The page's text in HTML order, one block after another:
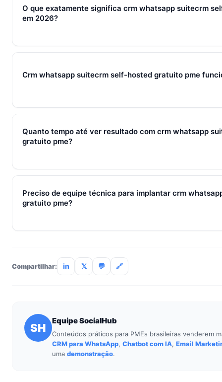
O que exatamente significa crm whatsapp suitecrm
em 2026?
Em 2026, crm whatsapp suitecrm self-hosted gratuito pme
fechamento e pós-venda em um fluxo único. Em PMEs
Crm whatsapp suitecrm self-hosted gratuito pme
Sim — e quanto antes melhor. Implantar crm whatsapp
197/mês com 7 dias grátis sem cartão.
Quanto tempo até ver resultado com crm whatsapp
gratuito pme?
Métricas de processo (tempo de resposta, follow-up)
Preciso de equipe técnica para implantar crm
gratuito pme?
Compartilhar: in 𝕏 💬 🔗
SH
Equipe SocialHub
Conteúdos práticos para PMEs brasileiras venderem
CRM para WhatsApp, Chatbot com IA, Email
uma demonstração.